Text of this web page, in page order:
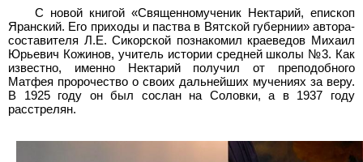
С новой книгой «Священномученик Нектарий, епископ
Яранский. Его приходы и паства в Вятской губернии» автора-
составителя Л.Е. Сикорской познакомил краеведов Михаил
Юрьевич Кожинов, учитель истории средней школы №3. Как
известно, именно Нектарий получил от преподобного
Матфея пророчество о своих дальнейших мучениях за веру.
В 1925 году он был сослан на Соловки, а в 1937 году
расстрелян.